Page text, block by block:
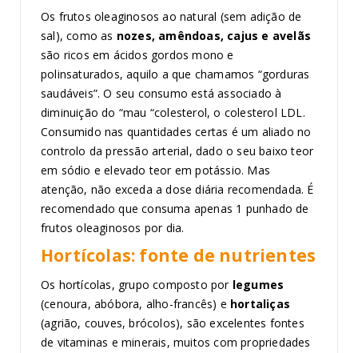
Os frutos oleaginosos ao natural (sem adição de
sal), como as nozes, amêndoas, cajus e avelãs
são ricos em ácidos gordos mono e
polinsaturados, aquilo a que chamamos “gorduras
saudáveis”. O seu consumo está associado à
diminuição do “mau “colesterol, o colesterol LDL.
Consumido nas quantidades certas é um aliado no
controlo da pressão arterial, dado o seu baixo teor
em sódio e elevado teor em potássio. Mas
atenção, não exceda a dose diária recomendada. É
recomendado que consuma apenas 1 punhado de
frutos oleaginosos por dia.
Hortícolas: fonte de nutrientes
Os hortícolas, grupo composto por legumes
(cenoura, abóbora, alho-francês) e hortaliças
(agrião, couves, brócolos), são excelentes fontes
de vitaminas e minerais, muitos com propriedades